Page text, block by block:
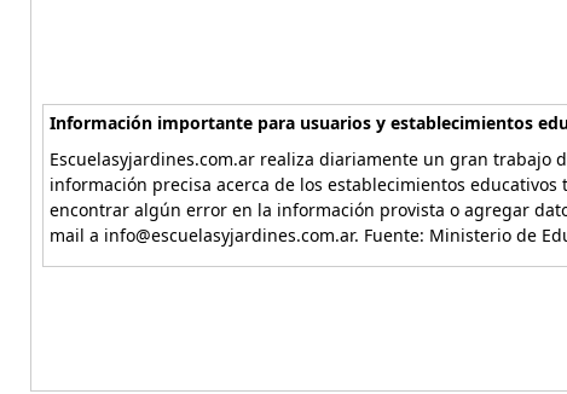
Información importante para usuarios y establecimientos
Escuelasyjardines.com.ar realiza diariamente un gran trabajo
información precisa acerca de los establecimientos
encontrar algún error en la información provista o agregar
mail a info@escuelasyjardines.com.ar. Fuente: Ministerio de